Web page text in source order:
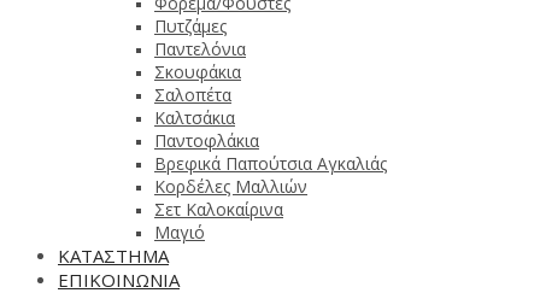
Πυτζάμες
Παντελόνια
Σκουφάκια
Σαλοπέτα
Καλτσάκια
Παντοφλάκια
Βρεφικά Παπούτσια Αγκαλιάς
Κορδέλες Μαλλιών
Σετ Καλοκαίρινα
Μαγιό
ΚΑΤΑΣΤΗΜΑ
ΕΠΙΚΟΙΝΩΝΙΑ